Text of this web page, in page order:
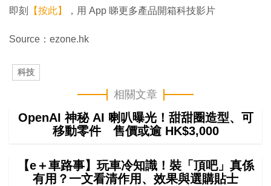
即刻 【按此】 ，用 App 睇更多產品開箱科技影片
Source：ezone.hk
科技
相關文章
OpenAI 神秘 AI 喇叭曝光！甜甜圈造型、可
移動零件 售價或逾 HK$3,000
【e＋車路事】玩車冷知識！裝「頂吧」真係
有用？一文看清作用、效果與選購貼士